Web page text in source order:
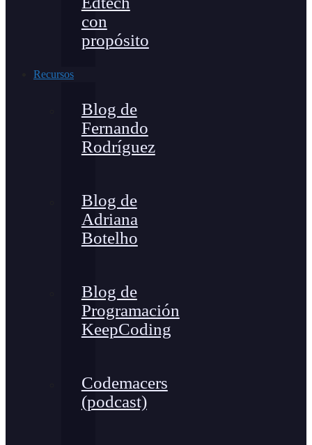
con
propósito
Recursos
Blog de
Fernando
Rodríguez
Blog de
Adriana
Botelho
Blog de
Programación
KeepCoding
Codemacers
(podcast)